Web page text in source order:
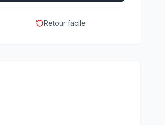
Retour facile